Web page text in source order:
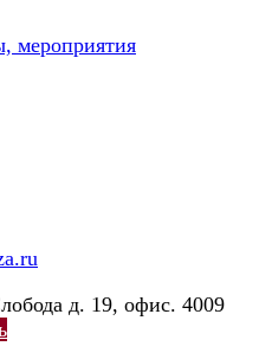
мероприятия
д. 19, офис. 4009